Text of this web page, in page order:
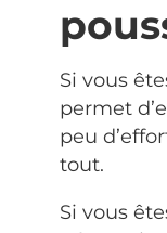
Si vous
permet
peu
tout.
Si vous